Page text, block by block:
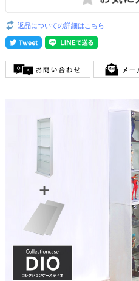
返品についての詳細はこちら